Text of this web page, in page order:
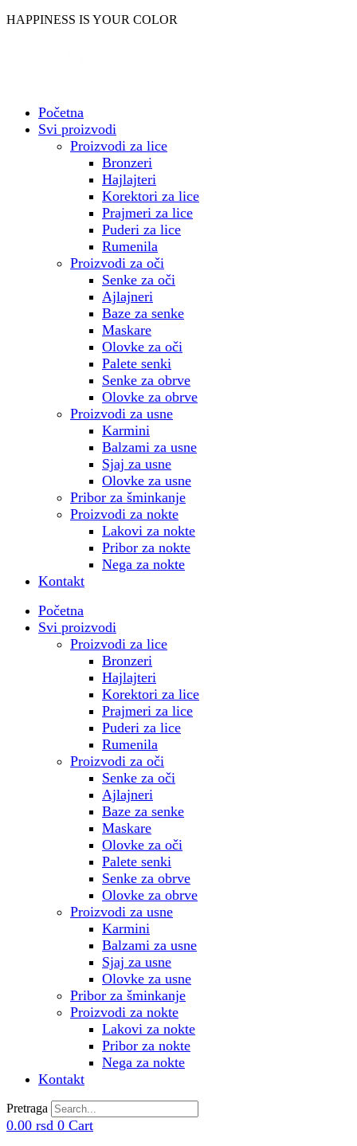
Skočite
HAPPINESS IS YOUR COLOR
Početna
Svi proizvodi
Proizvodi za lice
Bronzeri
Hajlajteri
Korektori za lice
Prajmeri za lice
Puderi za lice
Rumenila
Proizvodi za oči
Senke za oči
Ajlajneri
Baze za senke
Maskare
Olovke za oči
Palete senki
Senke za obrve
Olovke za obrve
Proizvodi za usne
Karmini
Balzami za usne
Sjaj za usne
Olovke za usne
Pribor za šminkanje
Proizvodi za nokte
Lakovi za nokte
Pribor za nokte
Nega za nokte
Kontakt
Početna
Svi proizvodi
Proizvodi za lice
Bronzeri
Hajlajteri
Korektori za lice
Prajmeri za lice
Puderi za lice
Rumenila
Proizvodi za oči
Senke za oči
Ajlajneri
Baze za senke
Maskare
Olovke za oči
Palete senki
Senke za obrve
Olovke za obrve
Proizvodi za usne
Karmini
Balzami za usne
Sjaj za usne
Olovke za usne
Pribor za šminkanje
Proizvodi za nokte
Lakovi za nokte
Pribor za nokte
Nega za nokte
Kontakt
Pretraga
0.00 rsd 0 Cart